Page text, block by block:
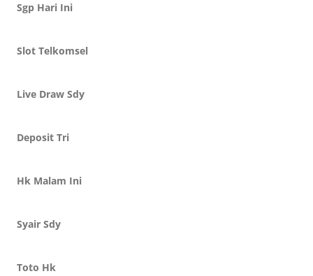
Sgp Hari Ini
Slot Telkomsel
Live Draw Sdy
Deposit Tri
Hk Malam Ini
Syair Sdy
Toto Hk